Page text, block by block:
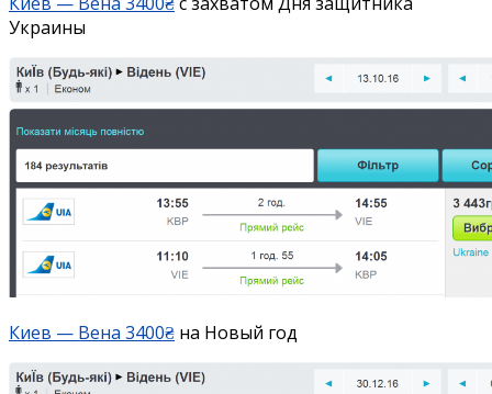
Украины
Киев — Вена 3400₴ на Новый год